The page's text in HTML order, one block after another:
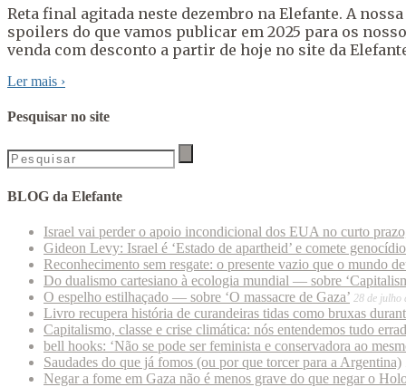
Reta final agitada neste dezembro na Elefante. A
spoilers do que vamos publicar em 2025 para os
venda com desconto a partir de hoje no site da
Ler mais ›
Pesquisar no site
BLOG da Elefante
Israel vai perder o apoio incondicional dos EUA no curto
Gideon Levy: Israel é ‘Estado de apartheid’ e comete
Reconhecimento sem resgate: o presente vazio que o mundo
Do dualismo cartesiano à ecologia mundial — sobre
O espelho estilhaçado — sobre ‘O massacre de Gaza’ 28 de julho
Livro recupera história de curandeiras tidas como bruxas
Capitalismo, classe e crise climática: nós entendemos tudo
bell hooks: ‘Não se pode ser feminista e conservadora ao
Saudades do que já fomos (ou por que torcer para a Argentina)
Negar a fome em Gaza não é menos grave do que negar o